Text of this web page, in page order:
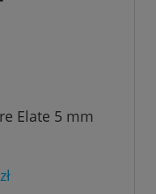
Elate 5 mm